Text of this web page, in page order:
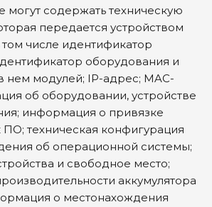
могут содержать техническую
передается устройством
том числе идентификатор
оборудования и
нем модулей; IP-адрес; MAC-
об оборудовании, устройстве
информация о привязке
техническая конфигурация
об операционной системы;
и свободное место;
аккумулятора
о местонахождения